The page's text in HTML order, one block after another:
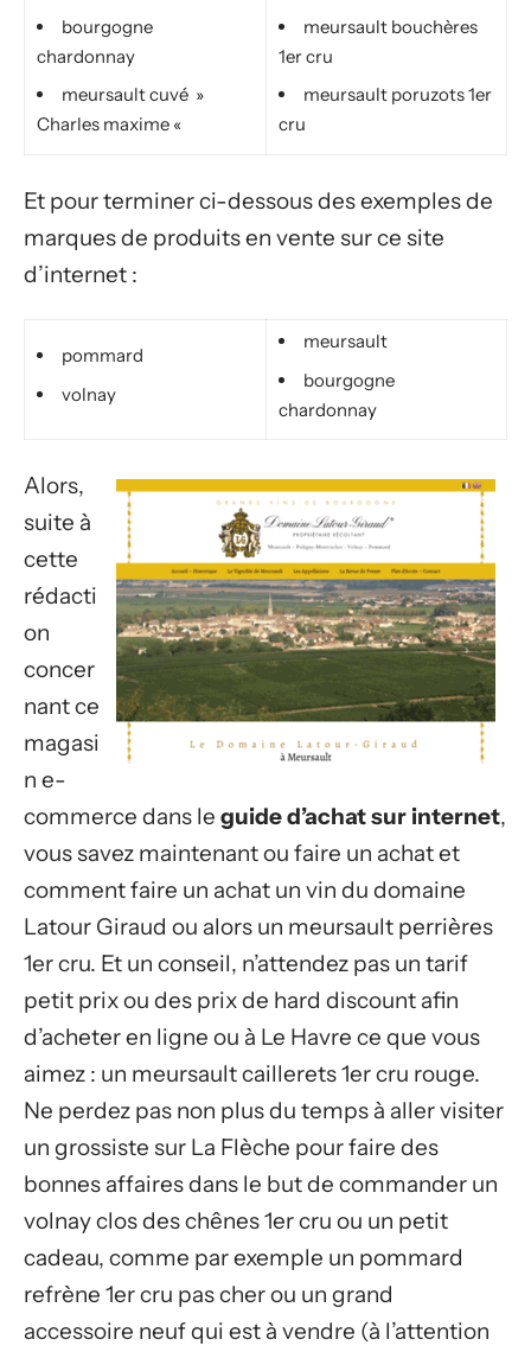
bourgogne
chardonnay
meursault cuvé »
Charles maxime «
meursault bouchères
1er cru
meursault poruzots 1er
cru
Et pour terminer ci-dessous des exemples de
marques de produits en vente sur ce site
d’internet :
pommard
volnay
meursault
bourgogne
chardonnay
Alors,
suite à
cette
rédacti
on
concer
nant ce
magasi
n e-
commerce dans le guide d’achat sur internet,
vous savez maintenant ou faire un achat et
comment faire un achat un vin du domaine
Latour Giraud ou alors un meursault perrières
1er cru. Et un conseil, n’attendez pas un tarif
petit prix ou des prix de hard discount afin
d’acheter en ligne ou à Le Havre ce que vous
aimez : un meursault caillerets 1er cru rouge.
Ne perdez pas non plus du temps à aller visiter
un grossiste sur La Flèche pour faire des
bonnes affaires dans le but de commander un
volnay clos des chênes 1er cru ou un petit
cadeau, comme par exemple un pommard
refrène 1er cru pas cher ou un grand
accessoire neuf qui est à vendre (à l’attention